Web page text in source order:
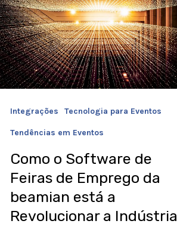
Integrações Tecnologia para Eventos
Tendências em Eventos
Como o Software de
Feiras de Emprego da
beamian está a
Revolucionar a Indústria